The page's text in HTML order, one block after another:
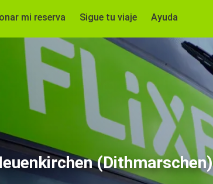
mi reserva Sigue tu viaje Ayuda
(Dithmarschen)